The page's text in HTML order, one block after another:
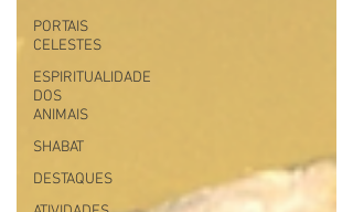
PORTAIS
CELESTES
ESPIRITUALIDADE
DOS
ANIMAIS
SHABAT
DESTAQUES